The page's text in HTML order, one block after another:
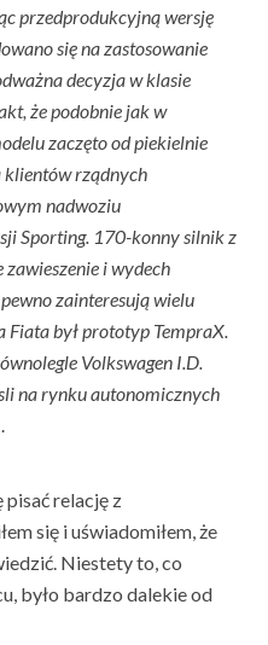
przedprodukcyjną wersję
się na zastosowanie
decyzja w klasie
że podobnie jak w
zaczęto od piekielnie
rządnych
nadwoziu
Sporting. 170-konny silnik z
i wydech
zainteresują wielu
Fiata był prototyp TempraX.
Volkswagen I.D.
na rynku autonomicznych
pisać relację z
się i uświadomiłem, że
Niestety to, co
było bardzo dalekie od